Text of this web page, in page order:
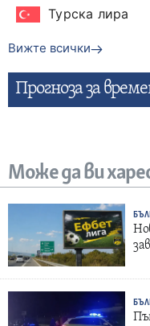
Турска лира
Вижте всички
Прогнозa за
Може да ви